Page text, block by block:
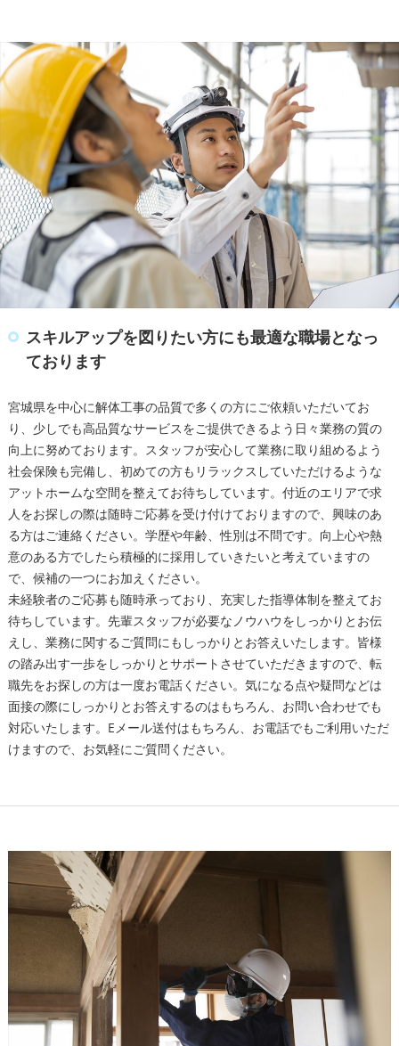
スキルアップを図りたい方にも最適な職場となっ
ております
宮城県を中心に解体工事の品質で多くの方にご依頼いただいてお
り、少しでも高品質なサービスをご提供できるよう日々業務の質の
向上に努めております。スタッフが安心して業務に取り組めるよう
社会保険も完備し、初めての方もリラックスしていただけるような
アットホームな空間を整えてお待ちしています。付近のエリアで求
人をお探しの際は随時ご応募を受け付けておりますので、興味のあ
る方はご連絡ください。学歴や年齢、性別は不問です。向上心や熱
意のある方でしたら積極的に採用していきたいと考えていますの
で、候補の一つにお加えください。
未経験者のご応募も随時承っており、充実した指導体制を整えてお
待ちしています。先輩スタッフが必要なノウハウをしっかりとお伝
えし、業務に関するご質問にもしっかりとお答えいたします。皆様
の踏み出す一歩をしっかりとサポートさせていただきますので、転
職先をお探しの方は一度お電話ください。気になる点や疑問などは
面接の際にしっかりとお答えするのはもちろん、お問い合わせでも
対応いたします。Eメール送付はもちろん、お電話でもご利用いただ
けますので、お気軽にご質問ください。